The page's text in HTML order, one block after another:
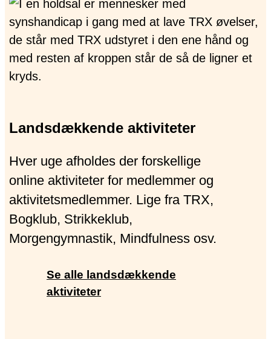
Landsdækkende aktiviteter
Hver uge afholdes der forskellige
online aktiviteter for medlemmer og
aktivitetsmedlemmer. Lige fra TRX,
Bogklub, Strikkeklub,
Morgengymnastik, Mindfulness osv.
Se alle landsdækkende
aktiviteter